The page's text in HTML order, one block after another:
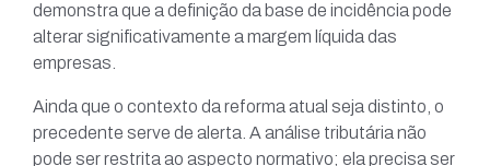
demonstra que a definição da base de incidência pode
alterar significativamente a margem líquida das
empresas.
Ainda que o contexto da reforma atual seja distinto, o
precedente serve de alerta. A análise tributária não
pode ser restrita ao aspecto normativo; ela precisa ser